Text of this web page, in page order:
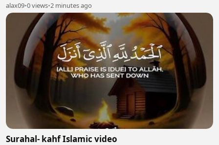
alax09•0 views•2 minutes ago
Surahal- kahf Islamic video